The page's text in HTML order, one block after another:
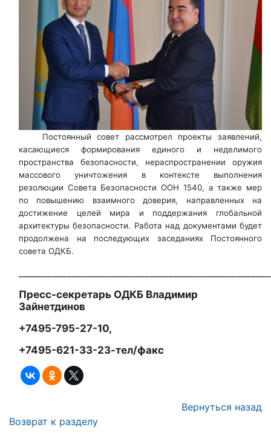
Постоянный совет рассмотрел проекты заявлений,
касающиеся формирования единого и неделимого
пространства безопасности, нераспространении оружия
массового уничтожения в контексте выполнения
резолюции Совета Безопасности ООН 1540, а также мер
по повышению взаимного доверия, направленных на
достижение целей мира и поддержания глобальной
архитектуры безопасности. Работа над документами будет
продолжена на последующих заседаниях Постоянного
совета ОДКБ.
Пресс-секретарь ОДКБ Владимир
Зайнетдинов
+7495-795-27-10,
+7495-621-33-23-тел/факс
Вернуться назад
Возврат к разделу